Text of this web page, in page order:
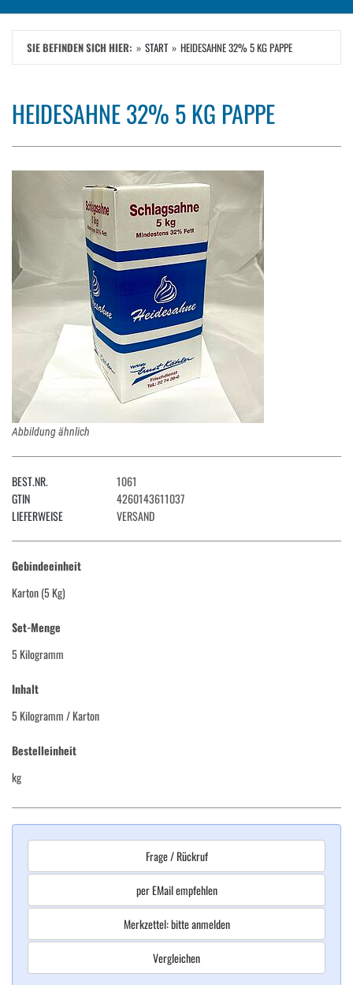
SIE BEFINDEN SICH HIER: START HEIDESAHNE 32% 5 KG PAPPE
HEIDESAHNE 32% 5 KG PAPPE
Abbildung ähnlich
BEST.NR.
1061
GTIN
4260143611037
LIEFERWEISE
VERSAND
Gebindeeinheit
Karton (5 Kg)
Set-Menge
5 Kilogramm
Inhalt
5 Kilogramm/ Karton
Bestelleinheit
kg
Frage / Rückruf
per EMail empfehlen
Merkzettel: bitte anmelden
Vergleichen